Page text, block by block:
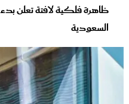
ظاهرة فلكية لافتة تعلن بدء
السعودية